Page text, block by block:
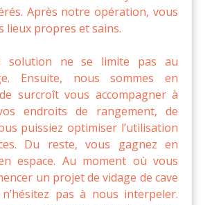
Après notre opération, vous
lieux propres et sains.
solution ne se limite pas au
Ensuite, nous sommes en
surcroît vous accompagner à
endroits de rangement, de
puissiez optimiser l’utilisation
Du reste, vous gagnez en
espace. Au moment où vous
un projet de vidage de cave
pas à nous interpeler.